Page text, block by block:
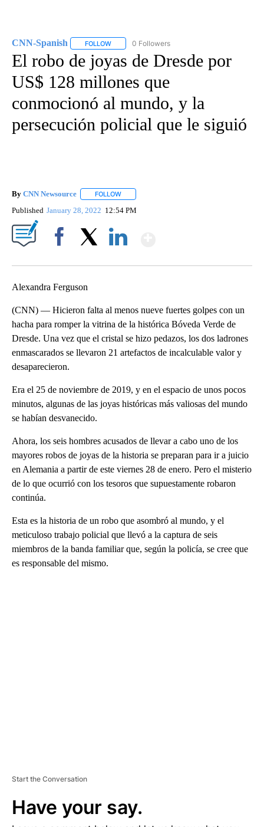
CNN-Spanish FOLLOW FOLLOW "CNN-SPANISH" TO RECEIVE
0 Followers
El robo de joyas de Dresde por
US$ 128 millones que
conmocionó al mundo, y la
persecución policial que le siguió
By CNN Newsource FOLLOW
Published January 28, 2022 12:54 PM
Alexandra Ferguson
(CNN) — Hicieron falta al menos nueve fuertes golpes con un
hacha para romper la vitrina de la histórica Bóveda Verde de
Dresde. Una vez que el cristal se hizo pedazos, los dos ladrones
enmascarados se llevaron 21 artefactos de incalculable valor y
desaparecieron.
Era el 25 de noviembre de 2019, y en el espacio de unos pocos
minutos, algunas de las joyas históricas más valiosas del mundo
se habían desvanecido.
Ahora, los seis hombres acusados de llevar a cabo uno de los
mayores robos de joyas de la historia se preparan para ir a juicio
en Alemania a partir de este viernes 28 de enero. Pero el misterio
de lo que ocurrió con los tesoros que supuestamente robaron
continúa.
Esta es la historia de un robo que asombró al mundo, y el
meticuloso trabajo policial que llevó a la captura de seis
miembros de la banda familiar que, según la policía, se cree que
es responsable del mismo.
Start the Conversation
Have your say.